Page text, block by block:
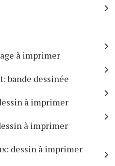
à imprimer
bande dessinée
à imprimer
à imprimer
dessin à imprimer